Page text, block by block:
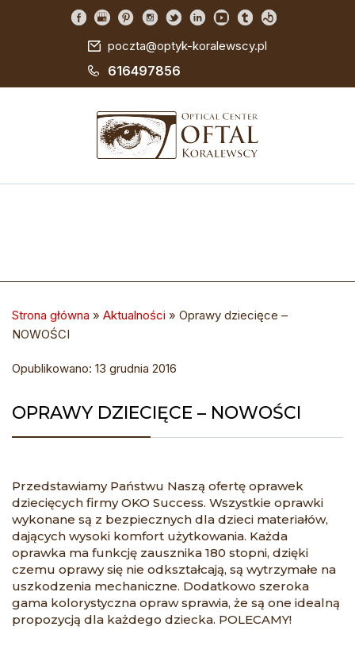
poczta@optyk-koralewscy.pl
616497856
Strona główna » Aktualności » Oprawy dziecięce –
NOWOŚCI
Opublikowano: 13 grudnia 2016
OPRAWY DZIECIĘCE – NOWOŚCI
Przedstawiamy Państwu Naszą ofertę oprawek
dziecięcych firmy OKO Success. Wszystkie oprawki
wykonane są z bezpiecznych dla dzieci materiałów,
dających wysoki komfort użytkowania. Każda
oprawka ma funkcję zausznika 180 stopni, dzięki
czemu oprawy się nie odkształcają, są wytrzymałe na
uszkodzenia mechaniczne. Dodatkowo szeroka
gama kolorystyczna opraw sprawia, że są one idealną
propozycją dla każdego dziecka. POLECAMY!